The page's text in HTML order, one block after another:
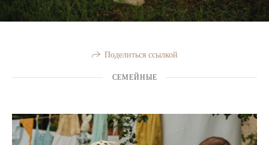
Поделиться ссылкой
СЕМЕЙНЫЕ